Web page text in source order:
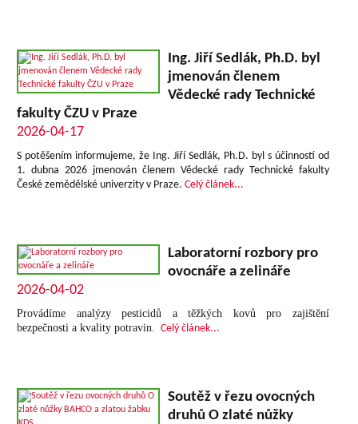
Ing. Jiří Sedlák, Ph.D. byl
jmenován členem
Vědecké rady Technické
fakulty ČZU v Praze
2026-04-17
S potěšením informujeme, že Ing. Jiří Sedlák, Ph.D. byl s účinností od
1. dubna 2026 jmenován členem Vědecké rady Technické fakulty
České zemědělské univerzity v Praze. Celý článek...
Laboratorní rozbory pro
ovocnáře a zelináře
2026-04-02
Provádíme analýzy pesticidů a těžkých kovů pro zajištění
bezpečnosti a kvality potravin. Celý článek...
Soutěž v řezu ovocných
druhů O zlaté nůžky